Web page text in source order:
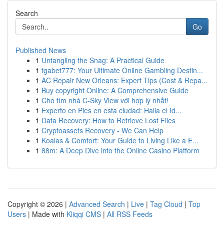
Search
Go
Published News
1 Untangling the Snag: A Practical Guide
1 tgabet777: Your Ultimate Online Gambling Destin...
1 AC Repair New Orleans: Expert Tips (Cost & Repa...
1 Buy copyright Online: A Comprehensive Guide
1 Cho tìm nhà C-Sky View với hợp lý nhất!
1 Experto en Pies en esta ciudad: Halla el Id...
1 Data Recovery: How to Retrieve Lost Files
1 Cryptoassets Recovery - We Can Help
1 Koalas & Comfort: Your Guide to Living Like a E...
1 88m: A Deep Dive into the Online Casino Platform
Copyright © 2026 | Advanced Search | Live | Tag Cloud | Top
Users | Made with Kliqqi CMS | All RSS Feeds